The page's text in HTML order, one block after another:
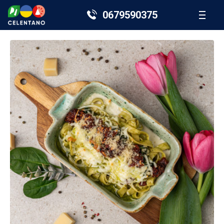
0679590375